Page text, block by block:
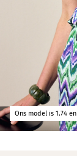
Ons model is 1.74